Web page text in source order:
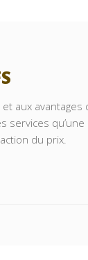
aux avantages
services qu’une
du prix.